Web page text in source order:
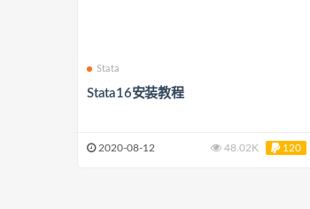
Stata
Stata16安装教程
2020-08-12 48.02K 120